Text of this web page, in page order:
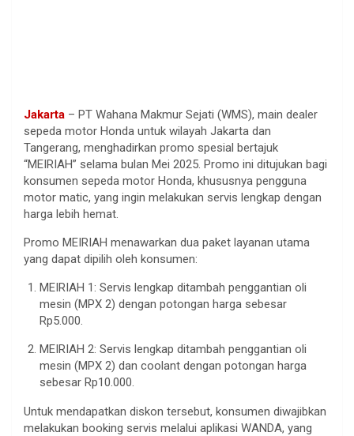
Jakarta – PT Wahana Makmur Sejati (WMS), main dealer
sepeda motor Honda untuk wilayah Jakarta dan
Tangerang, menghadirkan promo spesial bertajuk
“MEIRIAH” selama bulan Mei 2025. Promo ini ditujukan bagi
konsumen sepeda motor Honda, khususnya pengguna
motor matic, yang ingin melakukan servis lengkap dengan
harga lebih hemat.
Promo MEIRIAH menawarkan dua paket layanan utama
yang dapat dipilih oleh konsumen:
MEIRIAH 1: Servis lengkap ditambah penggantian oli
mesin (MPX 2) dengan potongan harga sebesar
Rp5.000.
MEIRIAH 2: Servis lengkap ditambah penggantian oli
mesin (MPX 2) dan coolant dengan potongan harga
sebesar Rp10.000.
Untuk mendapatkan diskon tersebut, konsumen diwajibkan
melakukan booking servis melalui aplikasi WANDA, yang